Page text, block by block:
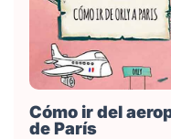
Cómo ir del
de París